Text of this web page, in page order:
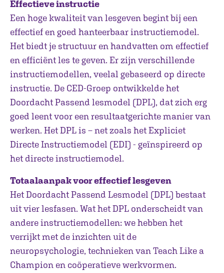
Effectieve instructie
Een hoge kwaliteit van lesgeven begint bij een
effectief en goed hanteerbaar instructiemodel.
Het biedt je structuur en handvatten om effectief
en efficiënt les te geven. Er zijn verschillende
instructiemodellen, veelal gebaseerd op directe
instructie. De CED-Groep ontwikkelde het
Doordacht Passend lesmodel (DPL), dat zich erg
goed leent voor een resultaatgerichte manier van
werken. Het DPL is – net zoals het Expliciet
Directe Instructiemodel (EDI) - geïnspireerd op
het directe instructiemodel.
Totaalaanpak voor effectief lesgeven
Het Doordacht Passend Lesmodel (DPL) bestaat
uit vier lesfasen. Wat het DPL onderscheidt van
andere instructiemodellen: we hebben het
verrijkt met de inzichten uit de
neuropsychologie, technieken van Teach Like a
Champion en coöperatieve werkvormen.